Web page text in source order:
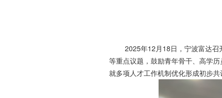
2025年12月18日，宁波富达召开
等重点议题，鼓励青年骨干、高学
就多项人才工作机制优化形成初步